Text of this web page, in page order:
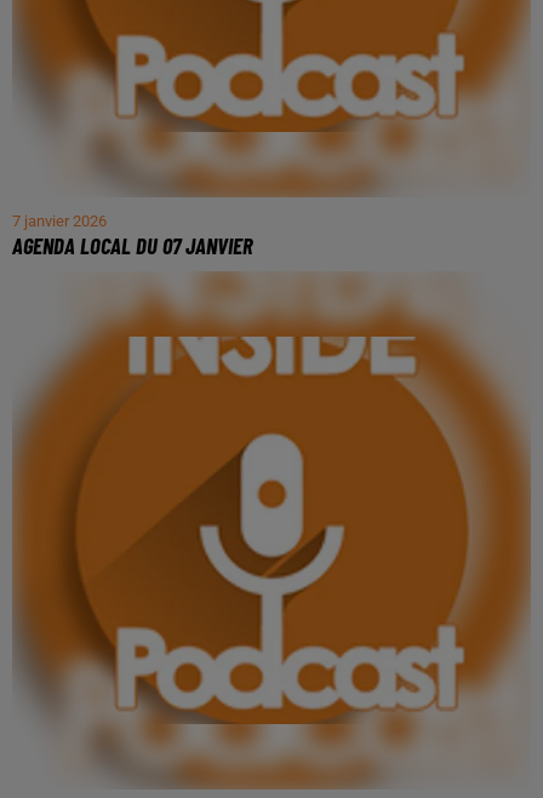
7 janvier 2026
AGENDA LOCAL DU 07 JANVIER